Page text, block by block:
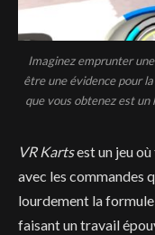
Imaginez emprunter
être une évidence pour
que vous obtenez est un
VR Kartsest un jeu
avec les commandes
lourdement la
faisant un travail